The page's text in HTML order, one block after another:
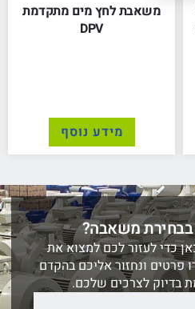
משאבת לחץ מים מתקדמת
DPV
מידע נוסף
בבחירת משאבה?
כדי לעזור לכם למצוא את
פרטים ונחזור אליכם בהקדם
בדיוק לצרכים שלכם.